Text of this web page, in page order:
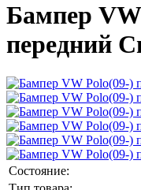
Бампер
передний
Состояние: